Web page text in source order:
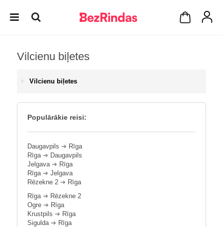
Vilcienu biļetes
Vilcienu biļetes
Populārākie reisi:
Daugavpils ➔ Rīga
Rīga➔ Daugavpils
Jelgava➔ Rīga
Rīga➔ Jelgava
Rēzekne 2 ➔ Rīga
Rīga➔ Rēzekne 2
Ogre ➔ Rīga
Krustpils ➔ Rīga
Sigulda➔ Rīga